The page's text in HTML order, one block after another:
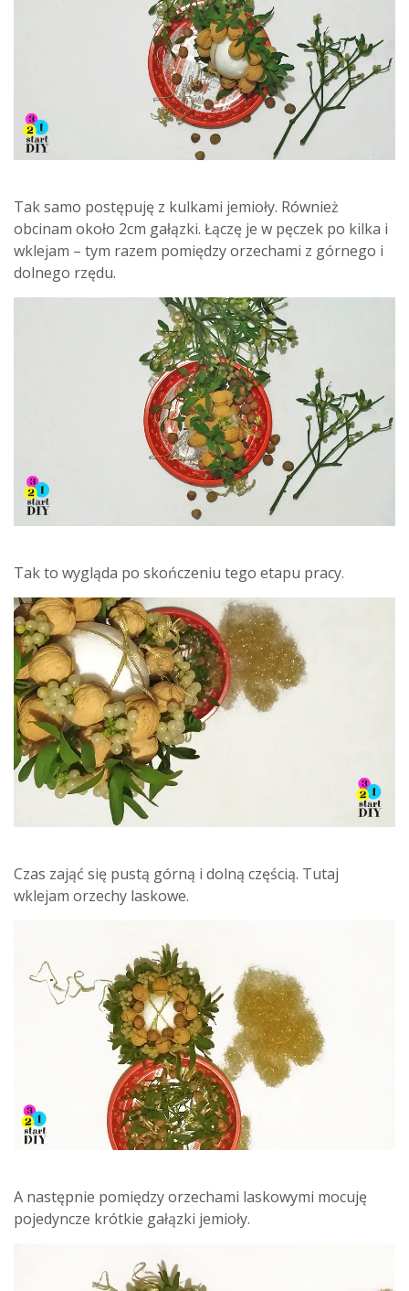
Tak samo postępuję z kulkami jemioły. Również
obcinam około 2cm gałązki. Łączę je w pęczek po kilka i
wklejam – tym razem pomiędzy orzechami z górnego i
dolnego rzędu.
Tak to wygląda po skończeniu tego etapu pracy.
Czas zająć się pustą górną i dolną częścią. Tutaj
wklejam orzechy laskowe.
A następnie pomiędzy orzechami laskowymi mocuję
pojedyncze krótkie gałązki jemioły.